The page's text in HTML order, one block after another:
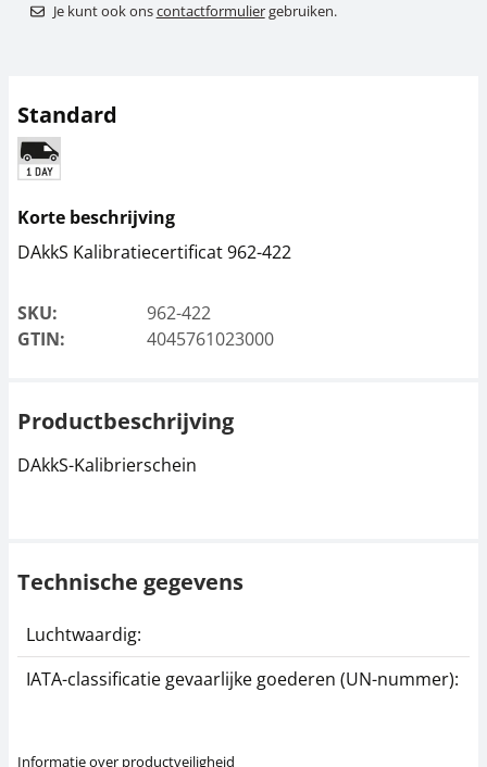
Je kunt ook onscontactformuliergebruiken.
Standard
Korte beschrijving
DAkkS Kalibratiecertificat 962-422
SKU:
962-422
GTIN:
4045761023000
Productbeschrijving
DAkkS-Kalibrierschein
Technische gegevens
Luchtwaardig:
IATA-classificatie gevaarlijke goederen (UN-nummer):
Informatie over productveiligheid